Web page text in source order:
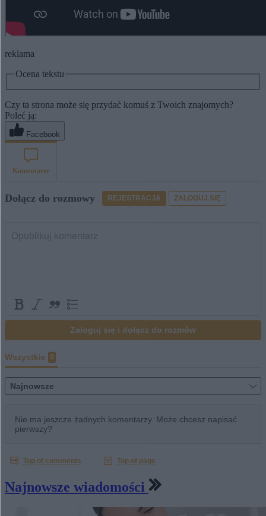
reklama
Ocena tekstu
Czy ta strona może się przydać komuś z Twoich znajomych?
Poleć ją:
Facebook
Najnowsze wiadomości